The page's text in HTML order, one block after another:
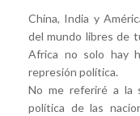
China, India y
del mundo libres de
Africa no solo hay
represión política.
No me referiré a la
política de las